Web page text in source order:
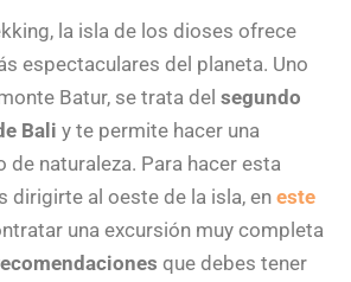
la isla de los dioses ofrece
espectaculares del planeta. Uno
Batur, se trata del segundo
Bali y te permite hacer una
de naturaleza. Para hacer esta
dirigirte al oeste de la isla, en este
una excursión muy completa
que debes tener